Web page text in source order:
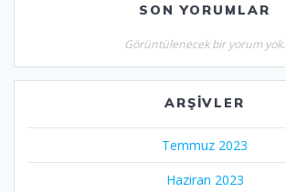
SON YORUMLAR
Görüntülenecek bir yorum yok.
ARŞIVLER
Temmuz 2023
Haziran 2023